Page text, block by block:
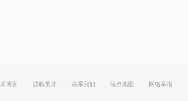
博客 诚聘英才 联系我们 站点地图 网络举报